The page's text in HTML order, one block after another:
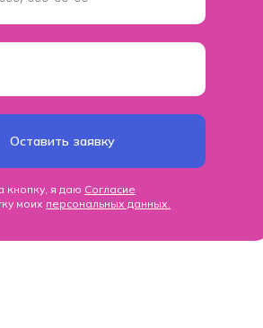
Оставить заявку
кнопку, я даю Cогласие
моих персональных данных.